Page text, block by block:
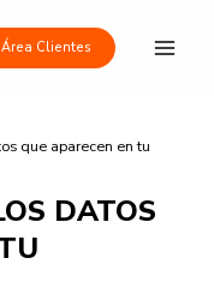
Área Clientes
que aparecen en tu
DATOS